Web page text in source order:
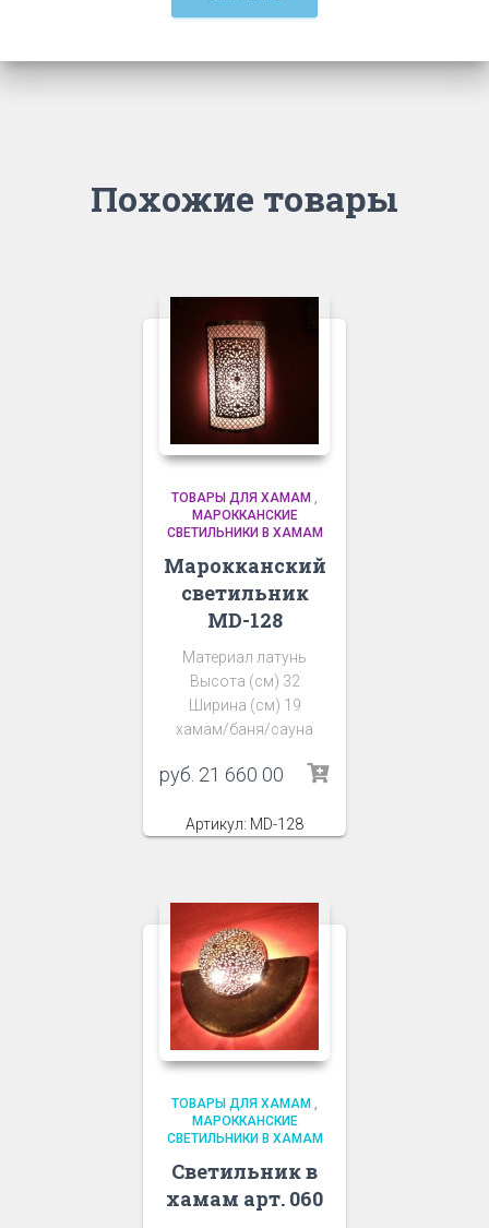
Похожие товары
ТОВАРЫ ДЛЯ ХАМАМ ,
МАРОККАНСКИЕ
СВЕТИЛЬНИКИ В ХАМАМ
Марокканский
светильник
MD-128
Материал латунь
Высота (см) 32
Ширина (см) 19
хамам/баня/сауна
руб. 21 660 00
Артикул: MD-128
ТОВАРЫ ДЛЯ ХАМАМ ,
МАРОККАНСКИЕ
СВЕТИЛЬНИКИ В ХАМАМ
Светильник в
хамам арт. 060